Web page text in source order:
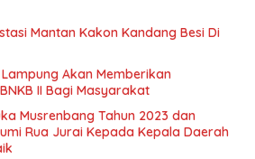
Mantan Kakon Kandang Besi Di
Akan Memberikan
II Bagi Masyarakat
Musrenbang Tahun 2023 dan
Rua Jurai Kepada Kepala Daerah